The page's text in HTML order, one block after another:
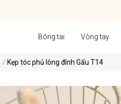
Bông tai Vòng tay
/ Kẹp tóc phủ lông đính Gấu T14